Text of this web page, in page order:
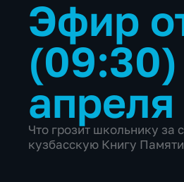
Эфир
(09:30)
Что грозит школьнику за
кузбасскую Книгу